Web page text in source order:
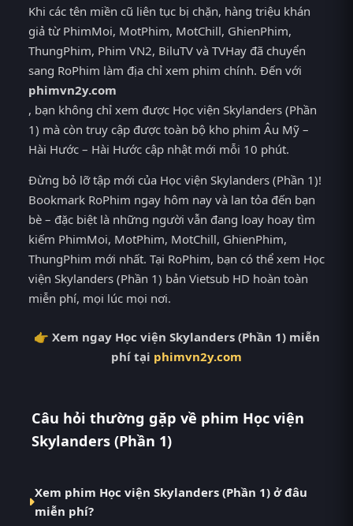
Khi các tên miền cũ liên tục bị chặn, hàng triệu khán
giả từ PhimMoi, MotPhim, MotChill, GhienPhim,
ThungPhim, Phim VN2, BiluTV và TVHay đã chuyển
sang RoPhim làm địa chỉ xem phim chính. Đến với
phimvn2y.com
, bạn không chỉ xem được Học viện Skylanders (Phần
1) mà còn truy cập được toàn bộ kho phim Âu Mỹ –
Hài Hước – Hài Hước cập nhật mới mỗi 10 phút.
Đừng bỏ lỡ tập mới của Học viện Skylanders (Phần 1)!
Bookmark RoPhim ngay hôm nay và lan tỏa đến bạn
bè – đặc biệt là những người vẫn đang loay hoay tìm
kiếm PhimMoi, MotPhim, MotChill, GhienPhim,
ThungPhim mới nhất. Tại RoPhim, bạn có thể xem Học
viện Skylanders (Phần 1) bản Vietsub HD hoàn toàn
miễn phí, mọi lúc mọi nơi.
👉 Xem ngay Học viện Skylanders (Phần 1) miễn
phí tại phimvn2y.com
Câu hỏi thường gặp về phim Học viện
Skylanders (Phần 1)
Xem phim Học viện Skylanders (Phần 1) ở đâu
miễn phí?